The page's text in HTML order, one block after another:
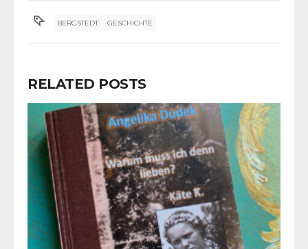
BERGSTEDT GESCHICHTE
RELATED POSTS